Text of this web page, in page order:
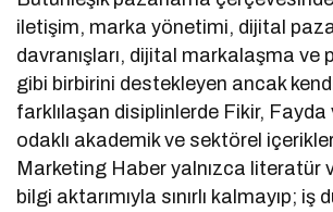
iletişim, marka yönetimi, dijital
davranışları, dijital markalaşma ve
gibi birbirini destekleyen ancak
farklılaşan disiplinlerde Fikir, Fayda
odaklı akademik ve sektörel
Marketing Haber yalnızca literatür
bilgi aktarımıyla sınırlı kalmayıp; iş